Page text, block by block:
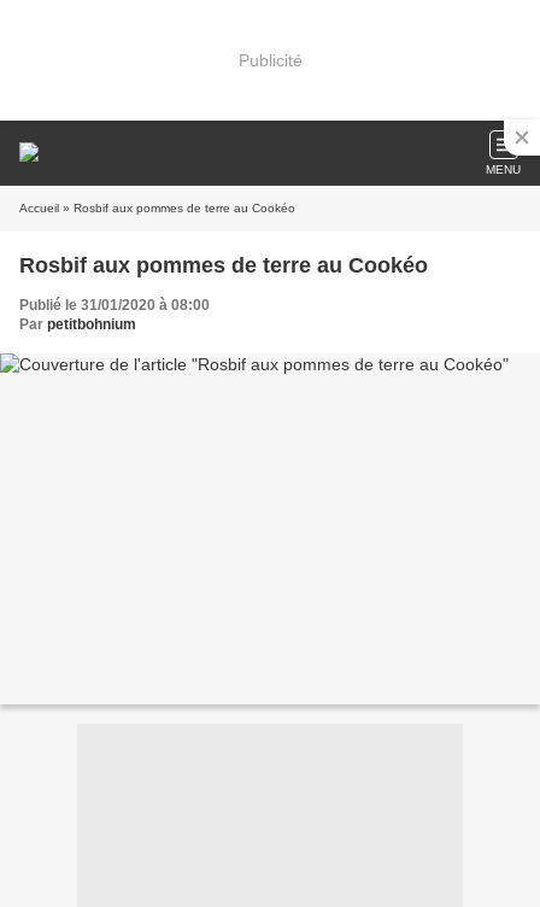
Publicité
MENU
Accueil » Rosbif aux pommes de terre au Cookéo
Rosbif aux pommes de terre au Cookéo
Publié le 31/01/2020 à 08:00
Par petitbohnium